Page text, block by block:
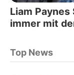
Liam
immer mit
Top News